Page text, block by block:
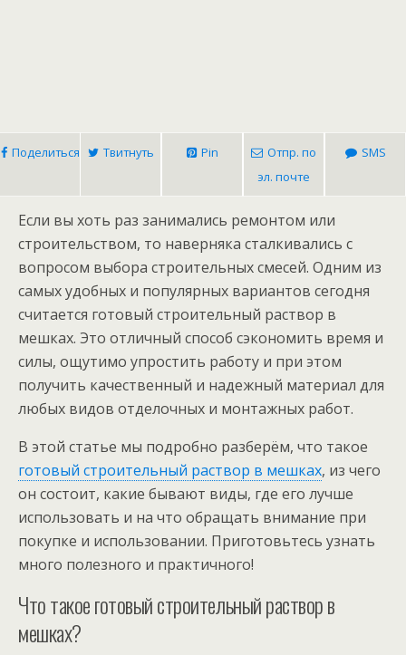
Поделиться Твитнуть Pin
Отпр. по
эл. почте
SMS
Если вы хоть раз занимались ремонтом или
строительством, то наверняка сталкивались с
вопросом выбора строительных смесей. Одним из
самых удобных и популярных вариантов сегодня
считается готовый строительный раствор в
мешках. Это отличный способ сэкономить время и
силы, ощутимо упростить работу и при этом
получить качественный и надежный материал для
любых видов отделочных и монтажных работ.
В этой статье мы подробно разберём, что такое
готовый строительный раствор в мешках, из чего
он состоит, какие бывают виды, где его лучше
использовать и на что обращать внимание при
покупке и использовании. Приготовьтесь узнать
много полезного и практичного!
Что такое готовый строительный раствор в
мешках?